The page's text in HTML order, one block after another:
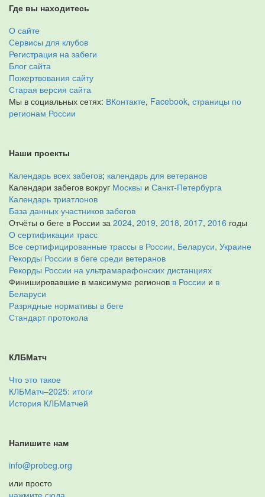
Где вы находитесь
О сайте
Сервисы для клубов
Регистрация на забеги
Блог сайта
Пожертвования сайту
Старая версия сайта
Мы в социальных сетях: ВКонтакте, Facebook, страницы по
регионам России
Наши проекты
Календарь всех забегов; календарь для ветеранов
Календари забегов вокруг Москвы и Санкт-Петербурга
Календарь триатлонов
База данных участников забегов
Отчёты о беге в России за 2024, 2019, 2018, 2017, 2016 годы
О сертификации трасс
Все сертифицированные трассы в России, Беларуси, Украине
Рекорды России в беге среди ветеранов
Рекорды России на ультрамарафонских дистанциях
Финишировавшие в максимуме регионов в России и в
Беларуси
Разрядные нормативы в беге
Стандарт протокола
КЛБМатч
Что это такое
КЛБМатч–2025: итоги
История КЛБМатчей
Напишите нам
info@probeg.org
или просто
нажмите сюда